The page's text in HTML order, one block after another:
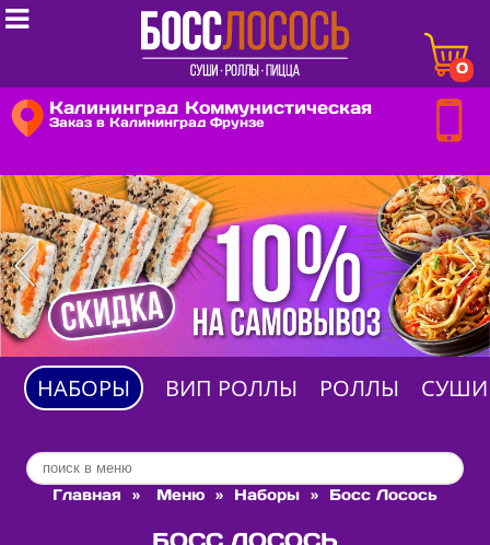
0
Калининград Коммунистическая
Заказ в Калининград Фрунзе

НАБОРЫ ВИП РОЛЛЫ РОЛЛЫ СУШИ
Главная » Меню » Наборы » Босс Лосось